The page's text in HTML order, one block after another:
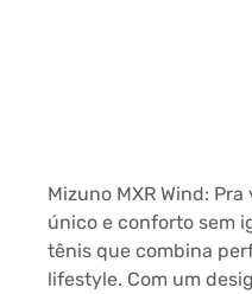
Mizuno MXR Wind:
único e conforto sem
tênis que combina
lifestyle. Com um